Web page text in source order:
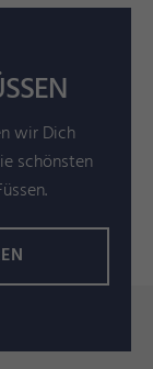
wir Dich
schönsten